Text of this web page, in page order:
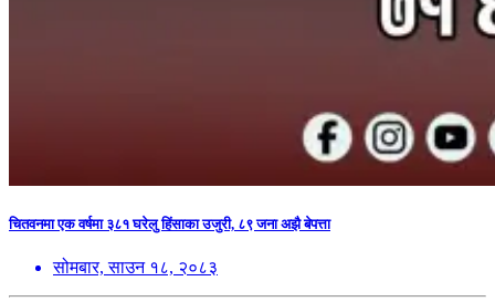
चितवनमा एक वर्षमा ३८१ घरेलु हिंसाका उजुरी, ८९ जना अझै बेपत्ता
सोमबार, साउन १८, २०८३